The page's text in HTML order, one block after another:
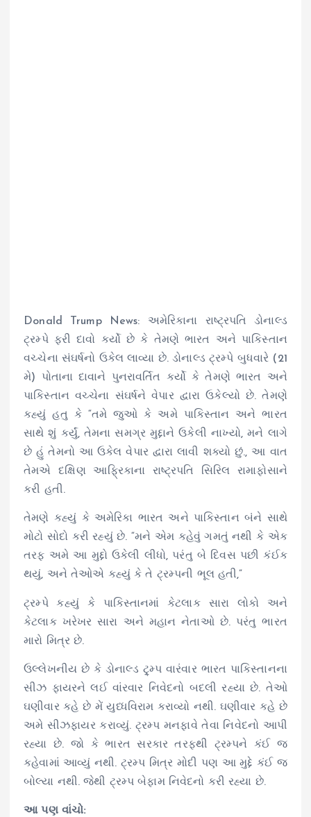
Donald Trump News: અમેરિકાના રાષ્ટ્રપતિ ડોનાલ્ડ
ટ્રમ્પે ફરી દાવો કર્યો છે કે તેમણે ભારત અને પાકિસ્તાન
વચ્ચેના સંઘર્ષનો ઉકેલ લાવ્યા છે. ડોનાલ્ડ ટ્રમ્પે બુધવારે (21
મે) પોતાના દાવાને પુનરાવર્તિત કર્યો કે તેમણે ભારત અને
પાકિસ્તાન વચ્ચેના સંઘર્ષને વેપાર દ્વારા ઉકેલ્યો છે. તેમણે
કહ્યું હતુ કે “તમે જુઓ કે અમે પાકિસ્તાન અને ભારત
સાથે શું કર્યું, તેમના સમગ્ર મુદ્દાને ઉકેલી નાખ્યો, મને લાગે
છે હું તેમનો આ ઉકેલ વેપાર દ્વારા લાવી શક્યો છું., આ વાત
તેમએ દક્ષિણ આફ્રિકાના રાષ્ટ્રપતિ સિરિલ રામાફોસાને
કરી હતી.
તેમણે કહ્યું કે અમેરિકા ભારત અને પાકિસ્તાન બંને સાથે
મોટો સોદો કરી રહ્યું છે. “મને એમ કહેવું ગમતું નથી કે એક
તરફ અમે આ મુદ્દો ઉકેલી લીધો, પરંતુ બે દિવસ પછી કંઈક
થયું, અને તેઓએ કહ્યું કે તે ટ્રમ્પની ભૂલ હતી,”
ટ્રમ્પે કહ્યું કે પાકિસ્તાનમાં કેટલાક સારા લોકો અને
કેટલાક ખરેખર સારા અને મહાન નેતાઓ છે. પરંતુ ભારત
મારો મિત્ર છે.
ઉલ્લેખનીય છે કે ડોનાલ્ડ ટ્ર્મ્પ વારંવાર ભારત પાકિસ્તાનના
સીઝ ફાયરને લઈ વાંરવાર નિવેદનો બદલી રહ્યા છે. તેઓ
ઘણીવાર કહે છે મેં યુધ્ધવિરામ કરાવ્યો નથી. ઘણીવાર કહે છે
અમે સીઝફાયર કરાવ્યું. ટ્રમ્પ મનફાવે તેવા નિવેદનો આપી
રહ્યા છે. જો કે ભારત સરકાર તરફથી ટ્રમ્પને કંઈ જ
કહેવામાં આવ્યું નથી. ટ્રમ્પ મિત્ર મોદી પણ આ મુદ્દે કંઈ જ
બોલ્યા નથી. જેથી ટ્રમ્પ બેફામ નિવેદનો કરી રહ્યા છે.
આ પણ વાંચો: